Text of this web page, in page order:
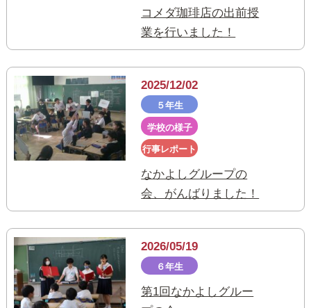
コメダ珈琲店の出前授
業を行いました！
2025/12/02
５年生
学校の様子
行事レポート
なかよしグループの
会、がんばりました！
2026/05/19
６年生
第1回なかよしグルー